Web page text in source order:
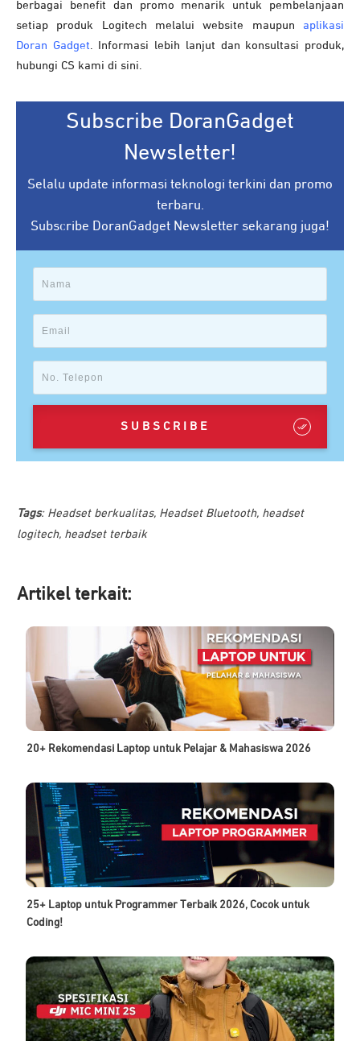
berbagai benefit dan promo menarik untuk pembelanjaan
setiap produk Logitech melalui website maupun aplikasi
Doran Gadget . Informasi lebih lanjut dan konsultasi produk,
hubungi CS kami di sini.
Subscribe DoranGadget
Newsletter!
Selalu update informasi teknologi terkini dan promo
terbaru.
Subscribe DoranGadget Newsletter sekarang juga!
SUBSCRIBE
Tags: Headset berkualitas, Headset Bluetooth, headset
logitech, headset terbaik
Artikel terkait:
20+ Rekomendasi Laptop untuk Pelajar & Mahasiswa 2026
25+ Laptop untuk Programmer Terbaik 2026, Cocok untuk
Coding!